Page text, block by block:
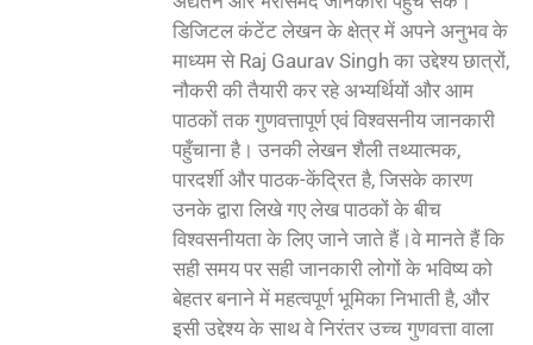
डिजिटल कंटेंट लेखन के क्षेत्र में अपने अनुभव के
माध्यम से Raj Gaurav Singh का उद्देश्य छात्रों,
नौकरी की तैयारी कर रहे अभ्यर्थियों और आम
पाठकों तक गुणवत्तापूर्ण एवं विश्वसनीय जानकारी
पहुँचाना है। उनकी लेखन शैली तथ्यात्मक,
पारदर्शी और पाठक-केंद्रित है, जिसके कारण
उनके द्वारा लिखे गए लेख पाठकों के बीच
विश्वसनीयता के लिए जाने जाते हैं।वे मानते हैं कि
सही समय पर सही जानकारी लोगों के भविष्य को
बेहतर बनाने में महत्वपूर्ण भूमिका निभाती है, और
इसी उद्देश्य के साथ वे निरंतर उच्च गुणवत्ता वाला